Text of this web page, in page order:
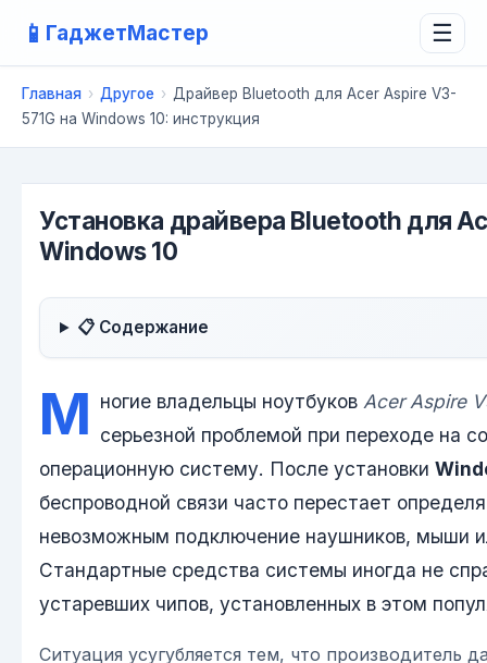
📱 ГаджетМастер ☰
Главная › Другое › Драйвер Bluetooth для Acer Aspire V3-
571G на Windows 10: инструкция
Установка драйвера Bluetooth для
Windows 10
📋 Содержание
М ногие владельцы ноутбуков Acer Aspire
серьезной проблемой при переходе на
операционную систему. После установки
беспроводной связи часто перестает
невозможным подключение наушников, мыши
Стандартные средства системы иногда не
устаревших чипов, установленных в этом
Ситуация усугубляется тем, что производитель